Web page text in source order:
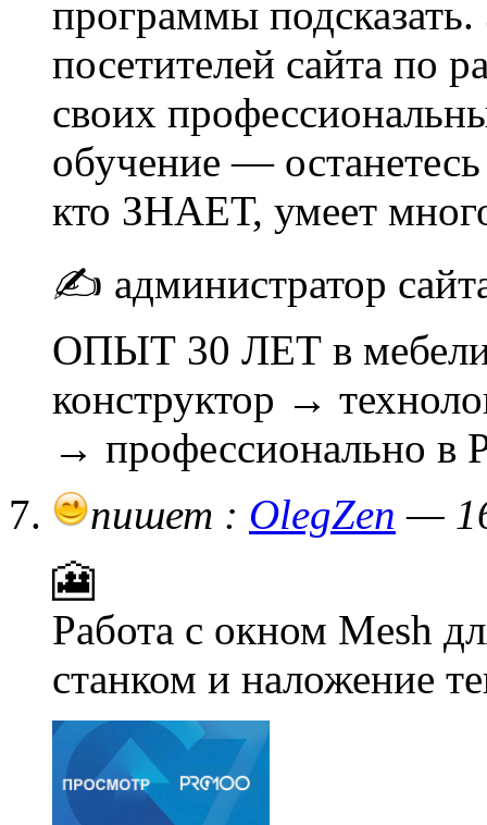
программы
посетителей сайта по
своих
обучение —
кто ЗНАЕТ, умеет
✍ администратор
ОПЫТ 30 ЛЕТ в
конструктор →
→ профессионально в
пишет : OlegZen —
🎦
Работа с окном Mesh
станком и наложение